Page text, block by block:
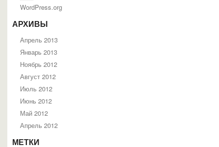
WordPress.org
АРХИВЫ
Апрель 2013
Январь 2013
Ноябрь 2012
Август 2012
Июль 2012
Июнь 2012
Май 2012
Апрель 2012
МЕТКИ